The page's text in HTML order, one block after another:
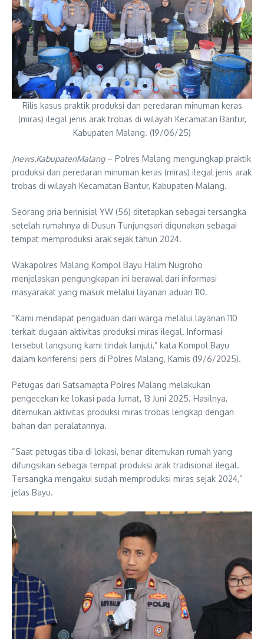
Rilis kasus praktik produksi dan peredaran minuman keras
(miras) ilegal jenis arak trobas di wilayah Kecamatan Bantur,
Kabupaten Malang. (19/06/25)
Jnews.KabupatenMalang– Polres Malang mengungkap praktik
produksi dan peredaran minuman keras (miras) ilegal jenis arak
trobas di wilayah Kecamatan Bantur, Kabupaten Malang.
Seorang pria berinisial YW (56) ditetapkan sebagai tersangka
setelah rumahnya di Dusun Tunjungsari digunakan sebagai
tempat memproduksi arak sejak tahun 2024.
Wakapolres Malang Kompol Bayu Halim Nugroho
menjelaskan pengungkapan ini berawal dari informasi
masyarakat yang masuk melalui layanan aduan 110.
“Kami mendapat pengaduan dari warga melalui layanan 110
terkait dugaan aktivitas produksi miras ilegal. Informasi
tersebut langsung kami tindak lanjuti,” kata Kompol Bayu
dalam konferensi pers di Polres Malang, Kamis (19/6/2025).
Petugas dari Satsamapta Polres Malang melakukan
pengecekan ke lokasi pada Jumat, 13 Juni 2025. Hasilnya,
ditemukan aktivitas produksi miras trobas lengkap dengan
bahan dan peralatannya.
“Saat petugas tiba di lokasi, benar ditemukan rumah yang
difungsikan sebagai tempat produksi arak tradisional ilegal.
Tersangka mengakui sudah memproduksi miras sejak 2024,”
jelas Bayu.